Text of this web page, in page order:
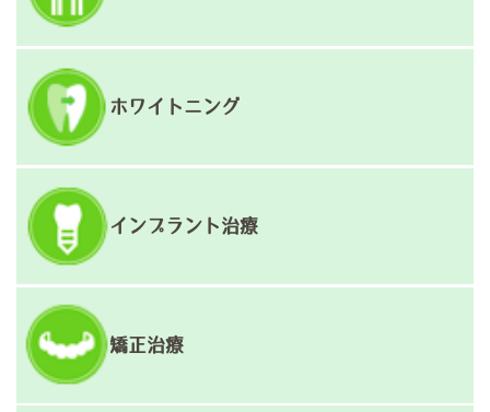
ホワイトニング
インプラント治療
矯正治療